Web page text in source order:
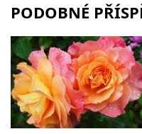
PODOBNÉ